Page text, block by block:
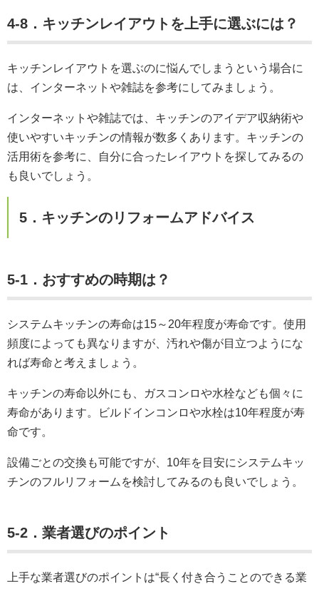
4-8．キッチンレイアウトを上手に選ぶには？
キッチンレイアウトを選ぶのに悩んでしまうという場合に
は、インターネットや雑誌を参考にしてみましょう。
インターネットや雑誌では、キッチンのアイデア収納術や
使いやすいキッチンの情報が数多くあります。キッチンの
活用術を参考に、自分に合ったレイアウトを探してみるの
も良いでしょう。
5．キッチンのリフォームアドバイス
5-1．おすすめの時期は？
システムキッチンの寿命は15～20年程度が寿命です。使用
頻度によっても異なりますが、汚れや傷が目立つようにな
れば寿命と考えましょう。
キッチンの寿命以外にも、ガスコンロや水栓なども個々に
寿命があります。ビルドインコンロや水栓は10年程度が寿
命です。
設備ごとの交換も可能ですが、10年を目安にシステムキッ
チンのフルリフォームを検討してみるのも良いでしょう。
5-2．業者選びのポイント
上手な業者選びのポイントは“長く付き合うことのできる業